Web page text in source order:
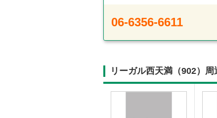
06-6356-6611
リーガル西天満（902）